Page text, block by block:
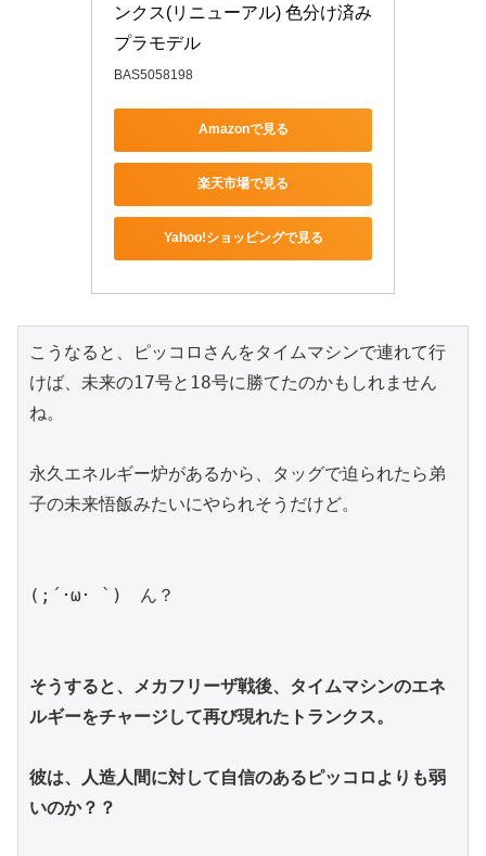
ンクス(リニューアル) 色分け済み
プラモデル
BAS5058198
Amazonで見る
楽天市場で見る
Yahoo!ショッピングで見る
こうなると、ピッコロさんをタイムマシンで連れて行
けば、未来の17号と18号に勝てたのかもしれません
ね。
永久エネルギー炉があるから、タッグで迫られたら弟
子の未来悟飯みたいにやられそうだけど。
(;´･ω･ `)　ん？
そうすると、メカフリーザ戦後、タイムマシンのエネ
ルギーをチャージして再び現れたトランクス。
彼は、人造人間に対して自信のあるピッコロよりも弱
いのか？？